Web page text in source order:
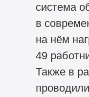
система
в
на нём
49
Также в